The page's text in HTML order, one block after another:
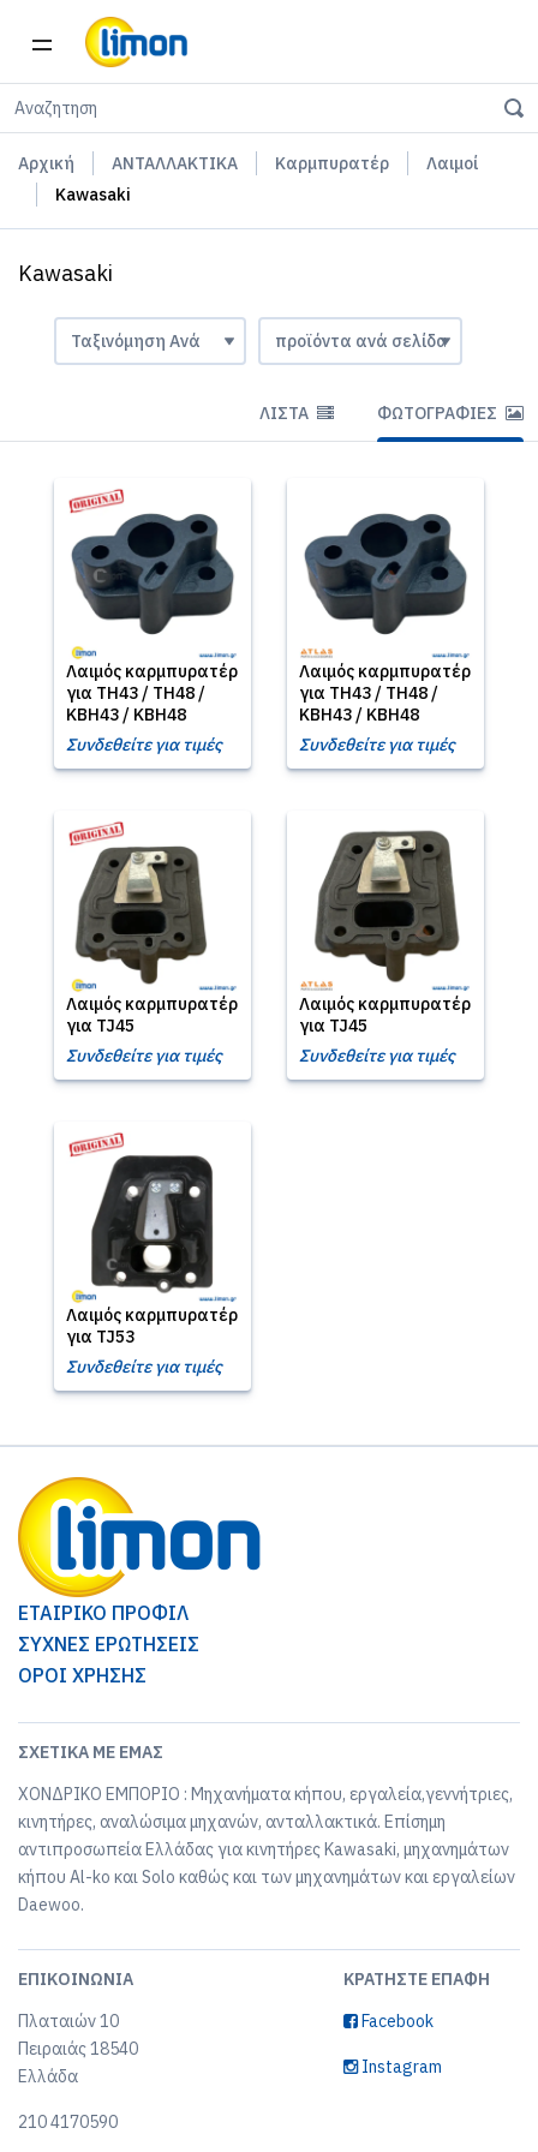
Αρχική ΑΝΤΑΛΛΑΚΤΙΚΑ Καρμπυρατέρ
Λαιμοί
Kawasaki
Kawasaki
ΛΊΣΤΑ ΦΩΤΟΓΡΑΦΊΕΣ
Λαιμός καρμπυρατέρ
για TH43 / TH48 /
KBH43 / KBH48
Συνδεθείτε για τιμές
Λαιμός καρμπυρατέρ
για TH43 / TH48 /
KBH43 / KBH48
Συνδεθείτε για τιμές
Λαιμός καρμπυρατέρ
για TJ45
Συνδεθείτε για τιμές
Λαιμός καρμπυρατέρ
για TJ45
Συνδεθείτε για τιμές
Λαιμός καρμπυρατέρ
για TJ53
Συνδεθείτε για τιμές
ΕΤΑΙΡΙΚΟ ΠΡΟΦΙΛ
ΣΥΧΝΕΣ ΕΡΩΤΗΣΕΙΣ
ΟΡΟΙ ΧΡΗΣΗΣ
ΣΧΕΤΙΚΆ ΜΕ ΕΜΆΣ
ΧΟΝΔΡΙΚΟ ΕΜΠΟΡΙΟ : Μηχανήματα κήπου, εργαλεία,γεννήτριες,
κινητήρες, αναλώσιμα μηχανών, ανταλλακτικά. Επίσημη
αντιπροσωπεία Ελλάδας για κινητήρες Kawasaki, μηχανημάτων
κήπου Al-ko και Solo καθώς και των μηχανημάτων και εργαλείων
Daewoo.
ΕΠΙΚΟΙΝΩΝΊΑ
Πλαταιών 10
Πειραιάς 18540
Ελλάδα
210 4170590
ΚΡΑΤΉΣΤΕ ΕΠΑΦΉ
Facebook
Instagram